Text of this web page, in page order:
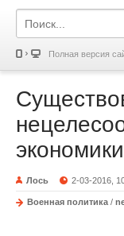
Полная версия
экономики
Лось 2-03-2016,
Военная политика /